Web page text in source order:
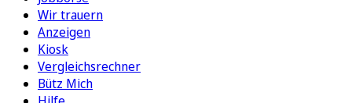
Wir trauern
Anzeigen
Kiosk
Vergleichsrechner
Bütz Mich